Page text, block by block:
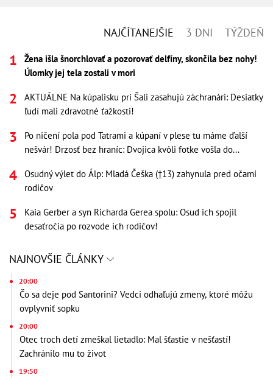
NAJČÍTANEJŠIE 3 DNI TÝŽDEŇ
Žena išla šnorchlovať a pozorovať delfíny, skončila bez nohy!
Úlomky jej tela zostali v mori
AKTUÁLNE Na kúpalisku pri Šali zasahujú záchranári: Desiatky
ľudí mali zdravotné ťažkosti!
Po ničení pola pod Tatrami a kúpaní v plese tu máme ďalší
nešvár! Drzosť bez hraníc: Dvojica kvôli fotke vošla do...
Osudný výlet do Álp: Mladá Češka (†13) zahynula pred očami
rodičov
Kaia Gerber a syn Richarda Gerea spolu: Osud ich spojil
desaťročia po rozvode ich rodičov!
NAJNOVŠIE ČLÁNKY
20:00
Čo sa deje pod Santorini? Vedci odhaľujú zmeny, ktoré môžu
ovplyvniť sopku
20:00
Otec troch detí zmeškal lietadlo: Mal šťastie v nešťastí!
Zachránilo mu to život
19:50